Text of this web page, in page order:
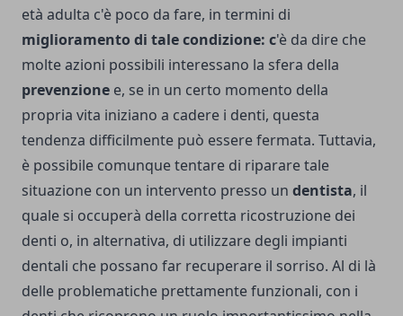
età adulta c'è poco da fare, in termini di
miglioramento di tale condizione: c'è da dire che
molte azioni possibili interessano la sfera della
prevenzione e, se in un certo momento della
propria vita iniziano a cadere i denti, questa
tendenza difficilmente può essere fermata. Tuttavia,
è possibile comunque tentare di riparare tale
situazione con un intervento presso un dentista, il
quale si occuperà della corretta ricostruzione dei
denti o, in alternativa, di utilizzare degli impianti
dentali che possano far recuperare il sorriso. Al di là
delle problematiche prettamente funzionali, con i